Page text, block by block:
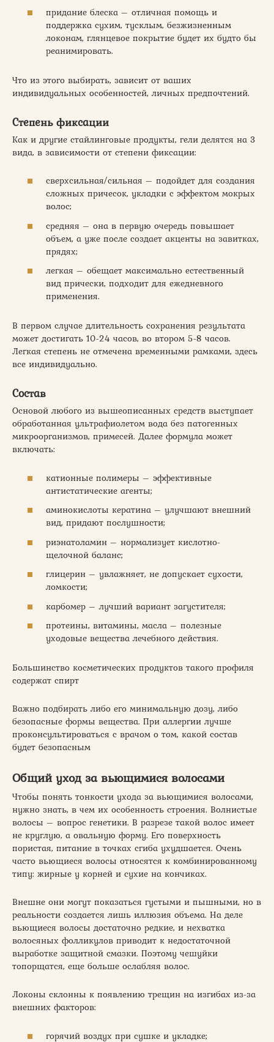
придание блеска – отличная помощь и
поддержка сухим, тусклым, безжизненным
локонам, глянцевое покрытие будет их будто бы
реанимировать.
Что из этого выбирать, зависит от ваших
индивидуальных особенностей, личных предпочтений.
Степень фиксации
Как и другие стайлинговые продукты, гели делятся на 3
вида, в зависимости от степени фиксации:
сверхсильная/сильная – подойдет для создания
сложных причесок, укладки с эффектом мокрых
волос;
средняя – она в первую очередь повышает
объем, а уже после создает акценты на завитках,
прядях;
легкая – обещает максимально естественный
вид прически, подходит для ежедневного
применения.
В первом случае длительность сохранения результата
может достигать 10-24 часов, во втором 5-8 часов.
Легкая степень не отмечена временными рамками, здесь
все индивидуально.
Состав
Основой любого из вышеописанных средств выступает
обработанная ультрафиолетом вода без патогенных
микроорганизмов, примесей. Далее формула может
включать:
катионные полимеры – эффективные
антистатические агенты;
аминокислоты кератина – улучшают внешний
вид, придают послушности;
риэнатоламин – нормализует кислотно-
щелочной баланс;
глицерин – увлажняет, не допускает сухости,
ломкости;
карбомер – лучший вариант загустителя;
протеины, витамины, масла – полезные
уходовые вещества лечебного действия.
Большинство косметических продуктов такого профиля
содержат спирт
Важно подбирать либо его минимальную дозу, либо
безопасные формы вещества. При аллергии лучше
проконсультироваться с врачом о том, какой состав
будет безопасным
Общий уход за вьющимися волосами
Чтобы понять тонкости ухода за вьющимися волосами,
нужно знать, в чем их особенность строения. Волнистые
волосы – вопрос генетики. В разрезе такой волос имеет
не круглую, а овальную форму. Его поверхность
пористая, питание в точках сгиба ухудшается. Очень
часто вьющиеся волосы относятся к комбинированному
типу: жирные у корней и сухие на кончиках.
Внешне они могут показаться густыми и пышными, но в
реальности создается лишь иллюзия объема. На деле
вьющиеся волосы достаточно редкие, и нехватка
волосяных фолликулов приводит к недостаточной
выработке защитной смазки. Поэтому чешуйки
топорщатся, еще больше ослабляя волос.
Локоны склонны к появлению трещин на изгибах из-за
внешних факторов:
горячий воздух при сушке и укладке;